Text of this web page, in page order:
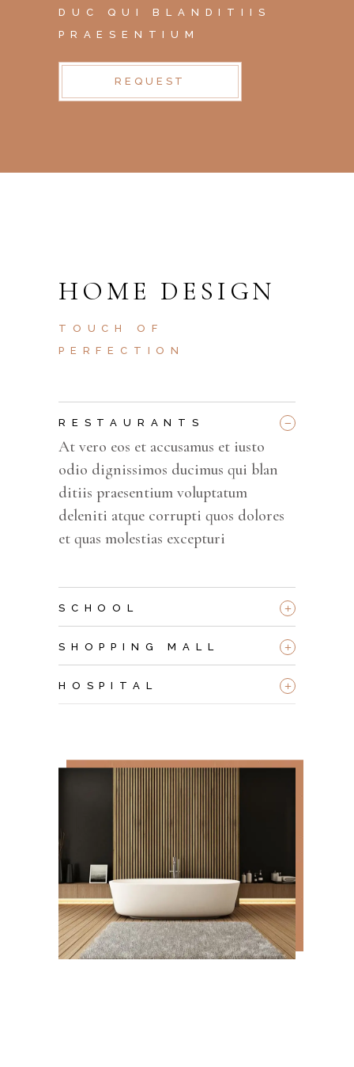
DUC QUI BLANDITIIS
PRAESENTIUM
REQUEST
HOME DESIGN
TOUCH OF
PERFECTION
RESTAURANTS _
At vero eos et accusamus et iusto
odio dignissimos ducimus qui blan
ditiis praesentium voluptatum
deleniti atque corrupti quos dolores
et quas molestias excepturi
SCHOOL +
SHOPPING MALL +
HOSPITAL +